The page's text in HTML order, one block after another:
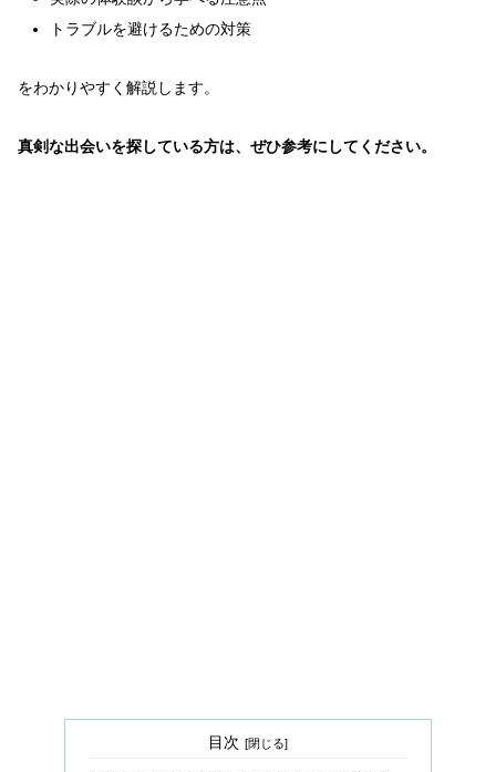
トラブルを避けるための対策
をわかりやすく解説します。
真剣な出会いを探している方は、ぜひ参考にしてください。
目次